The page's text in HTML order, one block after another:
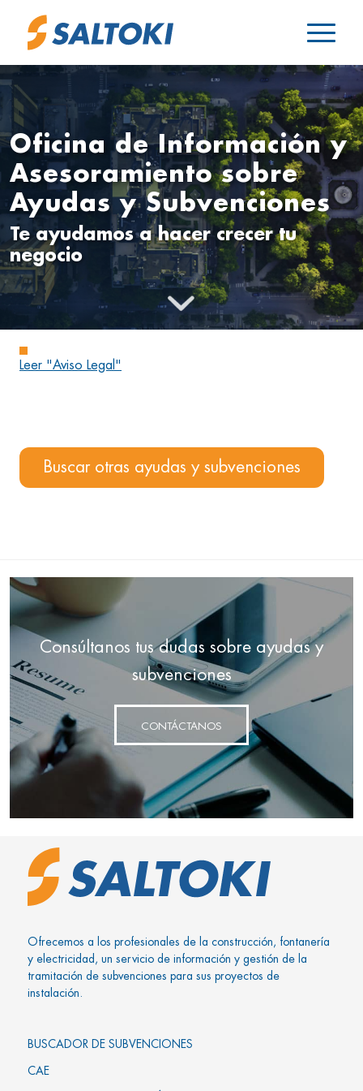
Oficina de Información y
Asesoramiento sobre
Ayudas y Subvenciones
Te ayudamos a hacer crecer tu
negocio
Leer "Aviso Legal"
Buscar otras ayudas y subvenciones
Consúltanos tus dudas sobre ayudas y
subvenciones
CONTÁCTANOS
Ofrecemos a los profesionales de la construcción, fontanería
y electricidad, un servicio de información y gestión de la
tramitación de subvenciones para sus proyectos de
instalación.
BUSCADOR DE SUBVENCIONES
CAE